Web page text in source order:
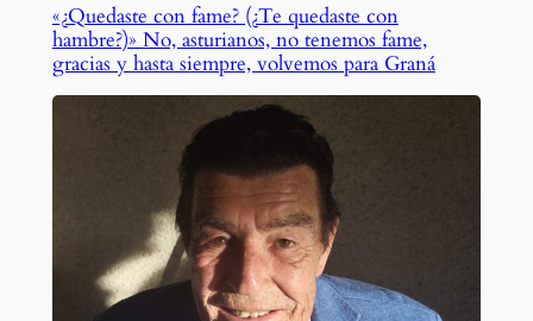
«¿Quedaste con fame? (¿Te quedaste con
hambre?)» No, asturianos, no tenemos fame,
gracias y hasta siempre, volvemos para Graná